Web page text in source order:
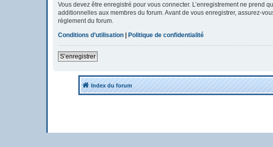
Vous devez être enregistré pour vous connecter. L’enregistrement ne prend
additionnelles aux membres du forum. Avant de vous enregistrer, assurez-
règlement du forum.
Conditions d’utilisation | Politique de confidentialité
S’enregistrer
Index du forum